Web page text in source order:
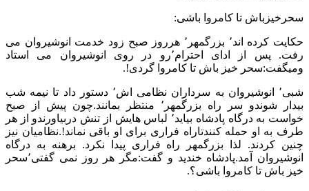
سحرخیزباش تا کامروا باشی:
حکایت کرده اند٬ بزرگمهر٬ هرروز صبح زود خدمت انوشیروان می
رفت. پس از ادای احترام٬رو در روی انوشیروان می استاد
ومیگفت:سحر خیز باش تا کامروا گردی!.
شبی٬ انوشیروان به سرداران نظامی اش٬ دستور داد تا نیمه شب
بیدار شوندو سر راه بزرگمهر٬ منتظر بمانند.چون پیش از صبح
خواست به درگاه پادشاه بیاید٬ لباس هایش از تنش دربیاورندو از هر
طرف به او حمله کنندتاراه فراری برای او باقی نماند!.نظاميان نيز
چنين كردند. لذا بزرگمهر راه فراری پیدا نکرد. برهنه به درگاه
انوشیروان آمد.پادشاه خندید و گفت:مگر هر روز نمی گفتی٬سحر
خیز باش تا کامروا باشی؟.